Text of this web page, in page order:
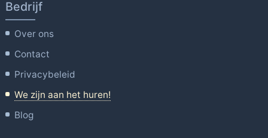
Bedrijf
Over ons
Contact
Privacybeleid
We zijn aan het huren!
Blog